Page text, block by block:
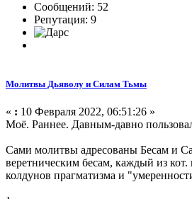
Сообщений: 52
Репутация: 9
Молитвы Дьяволу и Силам Тьмы
« : 10 Февраля 2022, 06:51:26 »
Моё. Раннее. Давным-давно
Сами молитвы адресованы Бесам и
веретническим бесам, каждый из
колдунов прагматизма и